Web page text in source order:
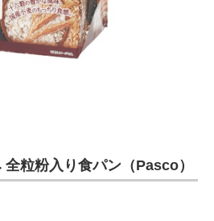
粒粉入り食パン（Pasco）